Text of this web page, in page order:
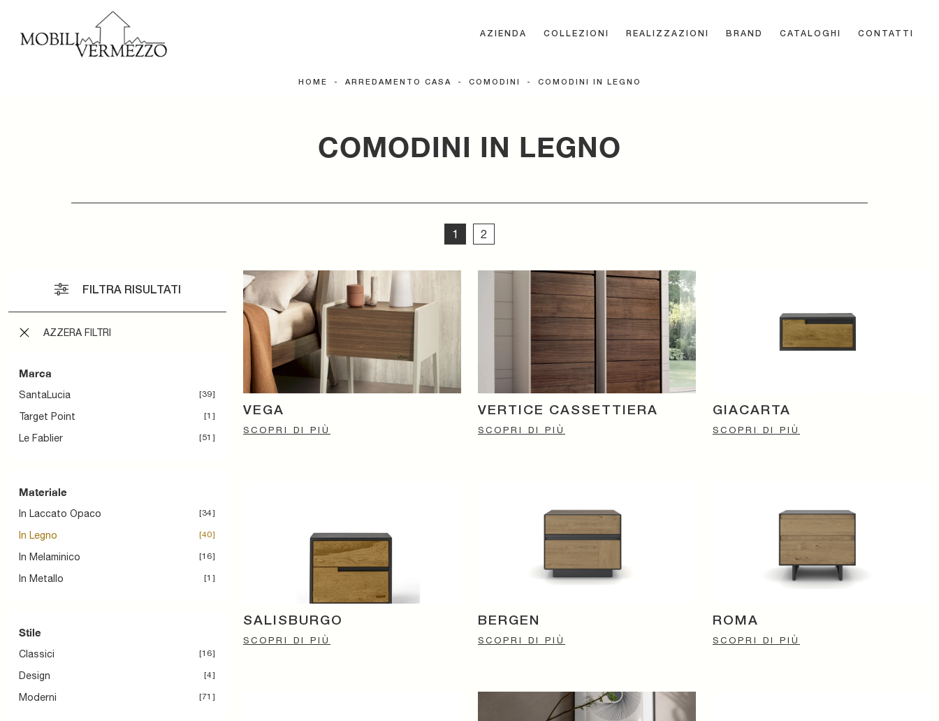
AZIENDA COLLEZIONI REALIZZAZIONI BRAND CATALOGHI CONTATTI
HOME - ARREDAMENTO CASA - COMODINI - COMODINI IN LEGNO
COMODINI IN LEGNO
1 2
FILTRA RISULTATI
AZZERA FILTRI
Marca
SantaLucia 39
Target Point 1
Le Fablier 51
Materiale
In Laccato Opaco 34
In Legno 40
In Melaminico 16
In Metallo 1
Stile
Classici 16
Design 4
Moderni 71
VEGA
SCOPRI DI PIÙ
VERTICE CASSETTIERA
SCOPRI DI PIÙ
GIACARTA
SCOPRI DI PIÙ
SALISBURGO
SCOPRI DI PIÙ
BERGEN
SCOPRI DI PIÙ
ROMA
SCOPRI DI PIÙ